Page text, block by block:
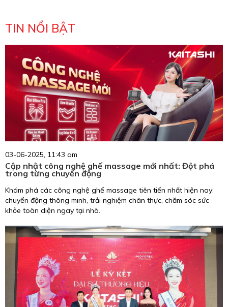
TIN NỔI BẬT
03-06-2025, 11:43 am
Cập nhật công nghệ ghế massage mới nhất: Đột phá
trong từng chuyển động
Khám phá các công nghệ ghế massage tiên tiến nhất hiện nay:
chuyển động thông minh, trải nghiệm chân thực, chăm sóc sức
khỏe toàn diện ngay tại nhà.